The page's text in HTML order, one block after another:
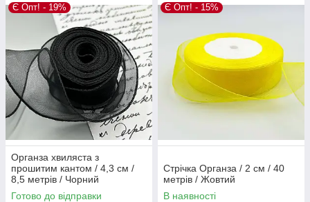
Є Опт! - 19%
Органза хвиляста з
прошитим кантом / 4,3 см /
8,5 метрів / Чорний
Готово до відправки
Є Опт! - 15%
Стрічка Органза / 2 см / 40
метрів / Жовтий
В наявності